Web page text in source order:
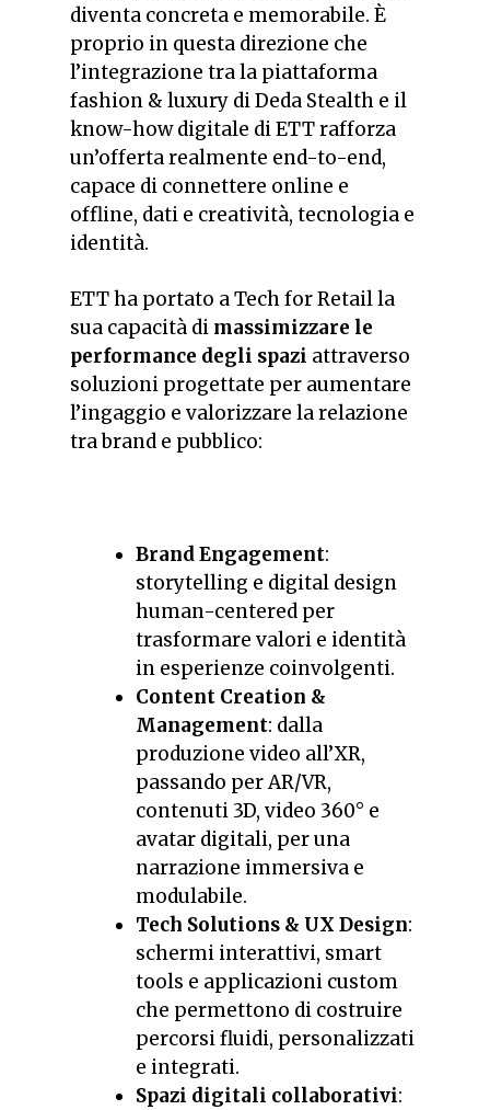
diventa concreta e memorabile. È
proprio in questa direzione che
l’integrazione tra la piattaforma
fashion & luxury di Deda Stealth e il
know-how digitale di ETT rafforza
un’offerta realmente end-to-end,
capace di connettere online e
offline, dati e creatività, tecnologia e
identità.
ETT ha portato a Tech for Retail la
sua capacità di massimizzare le
performance degli spazi attraverso
soluzioni progettate per aumentare
l’ingaggio e valorizzare la relazione
tra brand e pubblico:
Brand Engagement:
storytelling e digital design
human-centered per
trasformare valori e identità
in esperienze coinvolgenti.
Content Creation &
Management: dalla
produzione video all’XR,
passando per AR/VR,
contenuti 3D, video 360° e
avatar digitali, per una
narrazione immersiva e
modulabile.
Tech Solutions & UX Design:
schermi interattivi, smart
tools e applicazioni custom
che permettono di costruire
percorsi fluidi, personalizzati
e integrati.
Spazi digitali collaborativi: